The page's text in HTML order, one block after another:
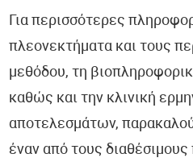
Για περισσότερες
πλεονεκτήματα και τους
μεθόδου, τη
καθώς και την κλινική
αποτελεσμάτων,
έναν από τους διαθέσιμους